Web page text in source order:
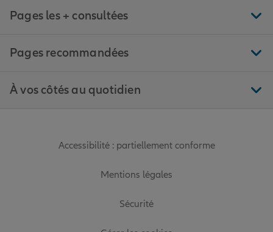
Pages les + consultées
Pages recommandées
À vos côtés au quotidien
Accessibilité : partiellement conforme
Mentions légales
Sécurité